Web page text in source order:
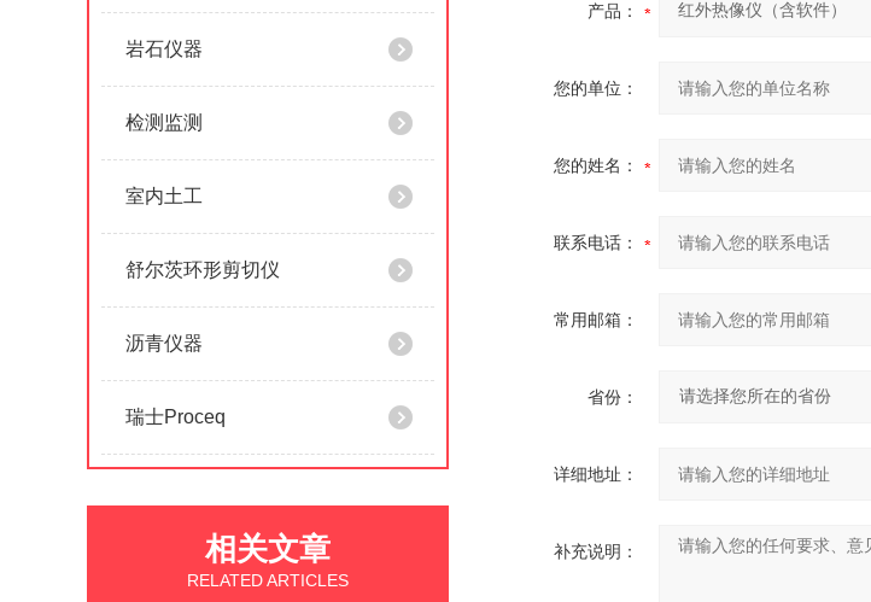
岩石仪器
检测监测
室内土工
舒尔茨环形剪切仪
沥青仪器
瑞士Proceq
相关文章
RELATED ARTICLES
产品：
您的单位：
您的姓名：
联系电话：
常用邮箱：
省份：
详细地址：
补充说明：